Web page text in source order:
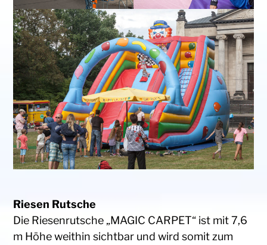
Riesen Rutsche
Die Riesenrutsche „MAGIC CARPET“ ist mit 7,6
m Höhe weithin sichtbar und wird somit zum